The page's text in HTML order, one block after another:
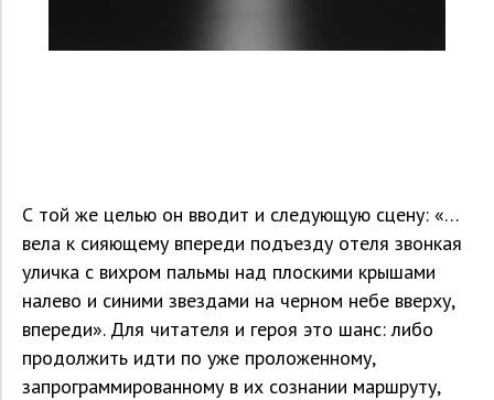
С той же целью он вводит и следующую сцену: «…
вела к сияющему впереди подъезду отеля звонкая
уличка с вихром пальмы над плоскими крышами
налево и синими звездами на черном небе вверху,
впереди». Для читателя и героя это шанс: либо
продолжить идти по уже проложенному,
запрограммированному в их сознании маршруту,